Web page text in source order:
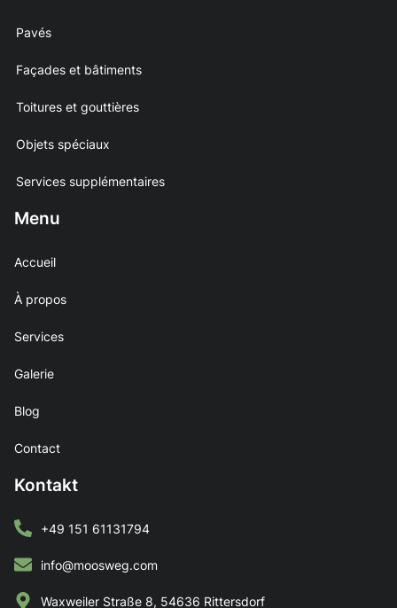
Pavés
Façades et bâtiments
Toitures et gouttières
Objets spéciaux
Services supplémentaires
Menu
Accueil
À propos
Services
Galerie
Blog
Contact
Kontakt
+49 151 61131794
info@moosweg.com
Waxweiler Straße 8, 54636 Rittersdorf